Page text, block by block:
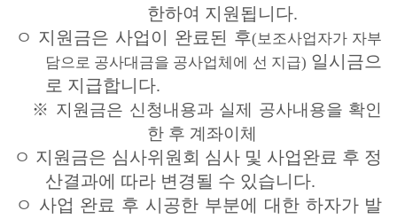
한하여 지원됩니다.
ㅇ 지원금은 사업이 완료된 후(보조사업자가 자부
담으로 공사대금을 공사업체에 선 지급) 일시금으
로 지급합니다.
※ 지원금은 신청내용과 실제 공사내용을 확인
한 후 계좌이체
ㅇ 지원금은 심사위원회 심사 및 사업완료 후 정
산결과에 따라 변경될 수 있습니다.
ㅇ 사업 완료 후 시공한 부분에 대한 하자가 발